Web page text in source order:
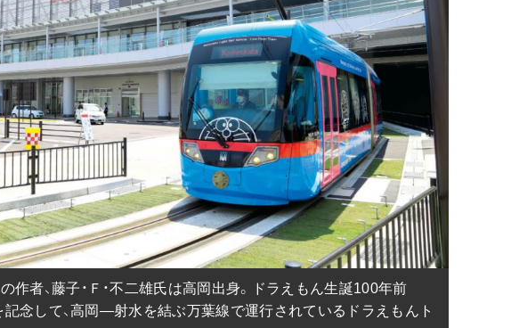
作者、藤子・Ｆ・不二雄氏は高岡出身。ドラえもん生誕100年前
記念して、高岡―射水を結ぶ万葉線で運行されているドラえもんト